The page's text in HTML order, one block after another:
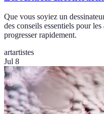
Que vous soyiez un
des conseils essentiels pour
progresser rapidement.
artartistes
Jul 8